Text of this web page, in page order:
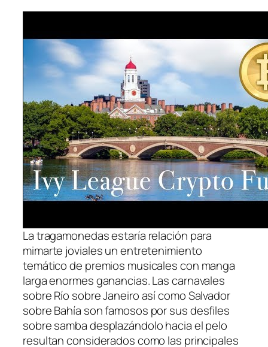
La tragamonedas estaría relación para
mimarte joviales un entretenimiento
temático de premios musicales con manga
larga enormes ganancias. Las carnavales
sobre Río sobre Janeiro así­ como Salvador
sobre Bahía son famosos por sus desfiles
sobre samba desplazándolo hacia el pelo
resultan considerados como las principales